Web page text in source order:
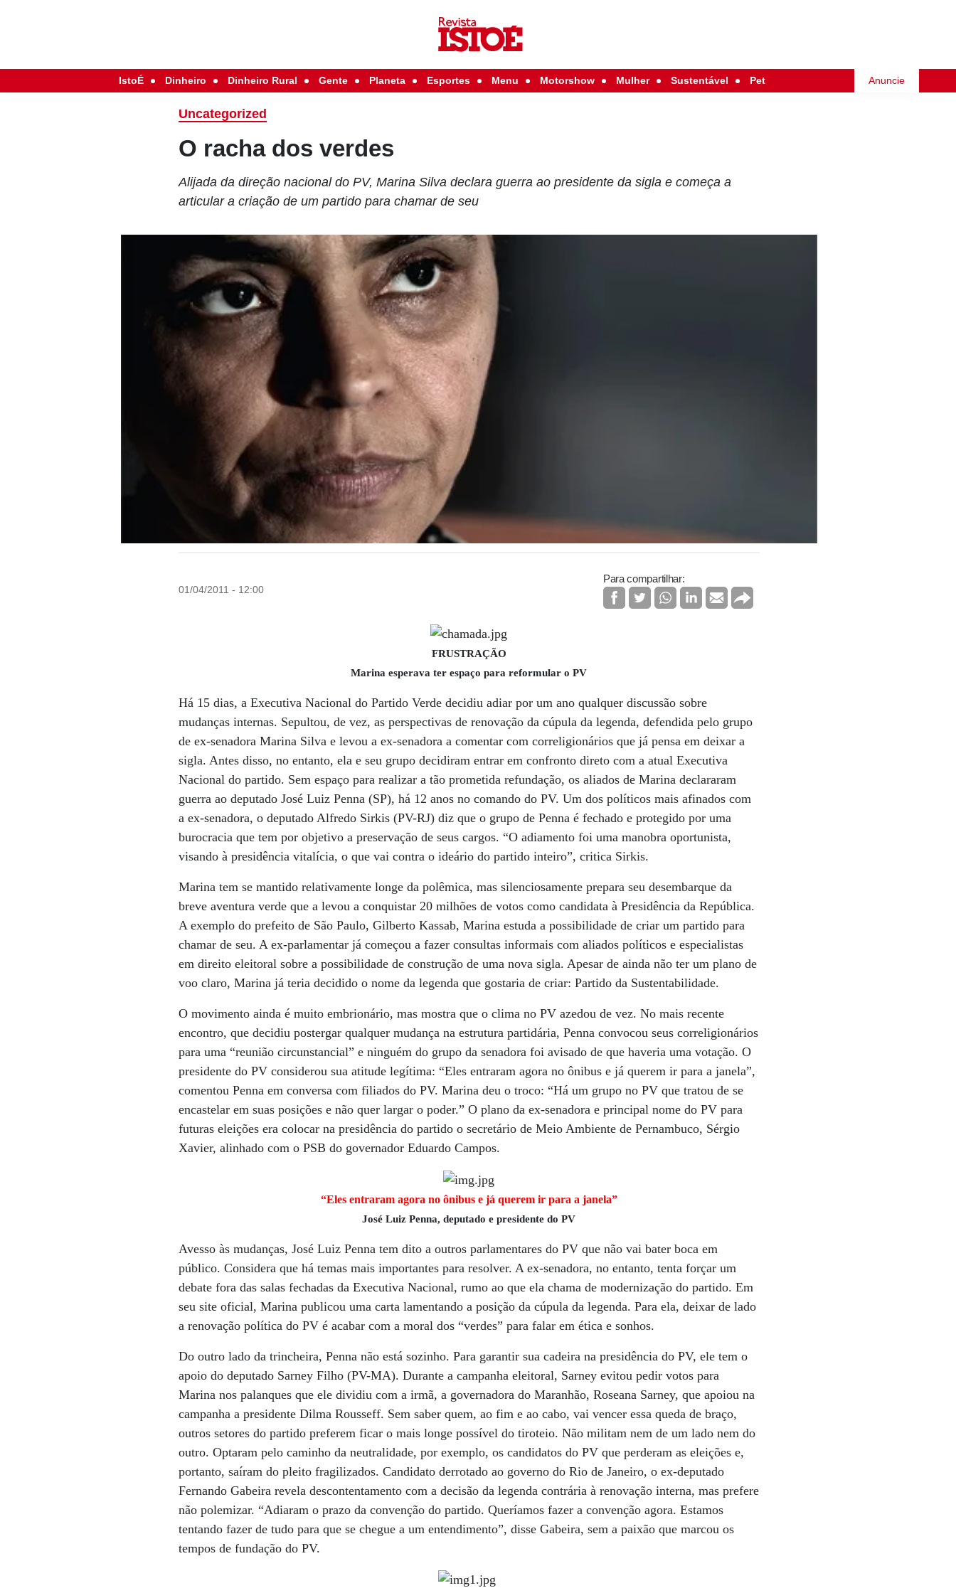
IstoÉ Dinheiro Dinheiro Rural Gente Planeta Esportes Menu Motorshow Mulher Sustentável Pet Anuncie
Uncategorized
O racha dos verdes
Alijada da direção nacional do PV, Marina Silva declara guerra ao presidente da sigla e começa a
articular a criação de um partido para chamar de seu
01/04/2011 - 12:00
Para compartilhar:
FRUSTRAÇÃO
Marina esperava ter espaço para reformular o PV
Há 15 dias, a Executiva Nacional do Partido Verde decidiu adiar por um ano qualquer discussão sobre
mudanças internas. Sepultou, de vez, as perspectivas de renovação da cúpula da legenda, defendida pelo grupo
de ex-senadora Marina Silva e levou a ex-senadora a comentar com correligionários que já pensa em deixar a
sigla. Antes disso, no entanto, ela e seu grupo decidiram entrar em confronto direto com a atual Executiva
Nacional do partido. Sem espaço para realizar a tão prometida refundação, os aliados de Marina declararam
guerra ao deputado José Luiz Penna (SP), há 12 anos no comando do PV. Um dos políticos mais afinados com
a ex-senadora, o deputado Alfredo Sirkis (PV-RJ) diz que o grupo de Penna é fechado e protegido por uma
burocracia que tem por objetivo a preservação de seus cargos. “O adiamento foi uma manobra oportunista,
visando à presidência vitalícia, o que vai contra o ideário do partido inteiro”, critica Sirkis.
Marina tem se mantido relativamente longe da polêmica, mas silenciosamente prepara seu desembarque da
breve aventura verde que a levou a conquistar 20 milhões de votos como candidata à Presidência da República.
A exemplo do prefeito de São Paulo, Gilberto Kassab, Marina estuda a possibilidade de criar um partido para
chamar de seu. A ex-parlamentar já começou a fazer consultas informais com aliados políticos e especialistas
em direito eleitoral sobre a possibilidade de construção de uma nova sigla. Apesar de ainda não ter um plano de
voo claro, Marina já teria decidido o nome da legenda que gostaria de criar: Partido da Sustentabilidade.
O movimento ainda é muito embrionário, mas mostra que o clima no PV azedou de vez. No mais recente
encontro, que decidiu postergar qualquer mudança na estrutura partidária, Penna convocou seus correligionários
para uma “reunião circunstancial” e ninguém do grupo da senadora foi avisado de que haveria uma votação. O
presidente do PV considerou sua atitude legítima: “Eles entraram agora no ônibus e já querem ir para a janela”,
comentou Penna em conversa com filiados do PV. Marina deu o troco: “Há um grupo no PV que tratou de se
encastelar em suas posições e não quer largar o poder.” O plano da ex-senadora e principal nome do PV para
futuras eleições era colocar na presidência do partido o secretário de Meio Ambiente de Pernambuco, Sérgio
Xavier, alinhado com o PSB do governador Eduardo Campos.
“Eles entraram agora no ônibus e já querem ir para a janela”
José Luiz Penna, deputado e presidente do PV
Avesso às mudanças, José Luiz Penna tem dito a outros parlamentares do PV que não vai bater boca em
público. Considera que há temas mais importantes para resolver. A ex-senadora, no entanto, tenta forçar um
debate fora das salas fechadas da Executiva Nacional, rumo ao que ela chama de modernização do partido. Em
seu site oficial, Marina publicou uma carta lamentando a posição da cúpula da legenda. Para ela, deixar de lado
a renovação política do PV é acabar com a moral dos “verdes” para falar em ética e sonhos.
Do outro lado da trincheira, Penna não está sozinho. Para garantir sua cadeira na presidência do PV, ele tem o
apoio do deputado Sarney Filho (PV-MA). Durante a campanha eleitoral, Sarney evitou pedir votos para
Marina nos palanques que ele dividiu com a irmã, a governadora do Maranhão, Roseana Sarney, que apoiou na
campanha a presidente Dilma Rousseff. Sem saber quem, ao fim e ao cabo, vai vencer essa queda de braço,
outros setores do partido preferem ficar o mais longe possível do tiroteio. Não militam nem de um lado nem do
outro. Optaram pelo caminho da neutralidade, por exemplo, os candidatos do PV que perderam as eleições e,
portanto, saíram do pleito fragilizados. Candidato derrotado ao governo do Rio de Janeiro, o ex-deputado
Fernando Gabeira revela descontentamento com a decisão da legenda contrária à renovação interna, mas prefere
não polemizar. “Adiaram o prazo da convenção do partido. Queríamos fazer a convenção agora. Estamos
tentando fazer de tudo para que se chegue a um entendimento”, disse Gabeira, sem a paixão que marcou os
tempos de fundação do PV.